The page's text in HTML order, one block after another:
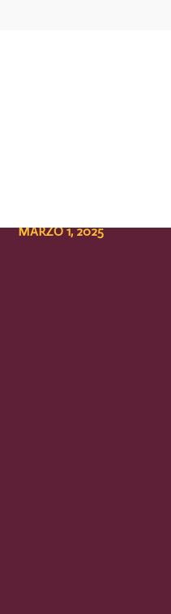
Enterría y la
MARZO 1, 2025